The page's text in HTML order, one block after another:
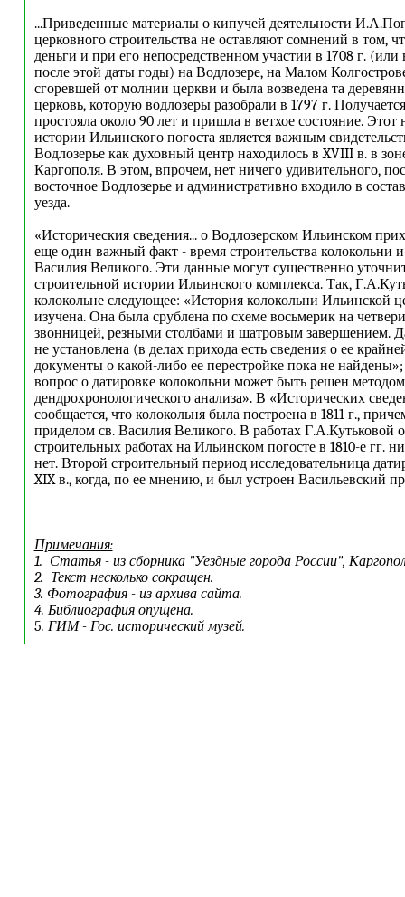
...Приведенные материалы о кипучей деятельности
церковного строительства не оставляют сомнений в том,
деньги и при его непосредственном участии в 1708 г.
после этой даты годы) на Водлозере, на Малом
сгоревшей от молнии церкви и была возведена та
церковь, которую водлозеры разобрали в 1797 г.
простояла около 90 лет и пришла в ветхое состояние.
истории Ильинского погоста является важным
Водлозерье как духовный центр находилось в XVIII в. в
Каргополя. В этом, впрочем, нет ничего удивительного,
восточное Водлозерье и административно входило в
уезда.
«Историческия сведения... о Водлозерском Ильинском
еще один важный факт - время строительства колокольни
Василия Великого. Эти данные могут существенно
строительной истории Ильинского комплекса. Так,
колокольне следующее: «История колокольни Ильинской
изучена. Она была срублена по схеме восьмерик на
звонницей, резными столбами и шатровым завершением.
не установлена (в делах прихода есть сведения о ее
документы о какой-либо ее перестройке пока не найдены»;
вопрос о датировке колокольни может быть решен методом
дендрохронологического анализа». В «Исторических
сообщается, что колокольня была построена в 1811 г.,
приделом св. Василия Великого. В работах Г.А.Кутьковой
строительных работах на Ильинском погосте в 1810-е гг.
нет. Второй строительный период исследовательница
XIX в., когда, по ее мнению, и был устроен Васильевский
Примечания:
1. Статья - из сборника"Уездные города России",
2. Текст несколько сокращен.
3. Фотография - из архива сайта.
4. Библиография опущена.
5. ГИМ - Гос. исторический музей.